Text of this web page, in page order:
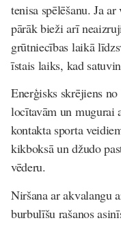
tenisa spēlēšanu. Ja
pārāk bieži arī
grūtniecības laikā
īstais laiks, kad
Enerģisks skrējiens
locītavām un mugurai
kontakta sporta
kikboksā un džudo
vēderu.
Niršana ar akvalangu
burbulīšu rašanos